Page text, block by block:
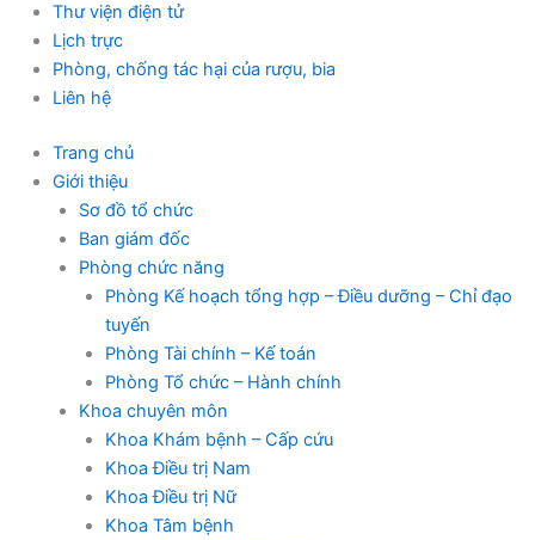
Thư viện điện tử
Lịch trực
Phòng, chống tác hại của rượu, bia
Liên hệ
Trang chủ
Giới thiệu
Sơ đồ tổ chức
Ban giám đốc
Phòng chức năng
Phòng Kế hoạch tổng hợp – Điều dưỡng – Chỉ đạo
tuyến
Phòng Tài chính – Kế toán
Phòng Tổ chức – Hành chính
Khoa chuyên môn
Khoa Khám bệnh – Cấp cứu
Khoa Điều trị Nam
Khoa Điều trị Nữ
Khoa Tâm bệnh